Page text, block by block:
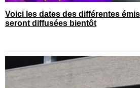
Voici les dates des différentes
seront diffusées bientôt